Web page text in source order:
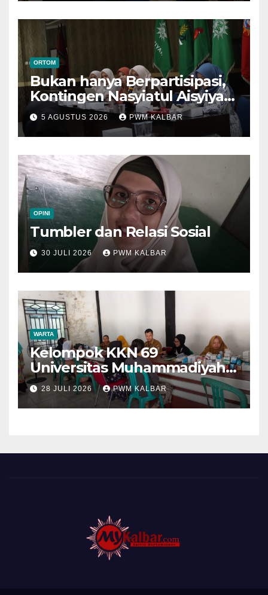
ORTOM
Bukan hanya Berpartisipasi,
Kontingen Nasyiatul Aisyiyah
Kalbar Perjuangkan Program
di Muktamar XV
5 AGUSTUS 2026 PWM KALBAR
OPINI
Tumbler dan Relasi Sosial
30 JULI 2026 PWM KALBAR
WARTA
Kelompok KKN 69
Universitas Muhammadiyah
Pontianak Dibagi Dua Tim,
Cat Bangunan dan Dampingi
Pelayanan Posyandu Lansia
28 JULI 2026 PWM KALBAR